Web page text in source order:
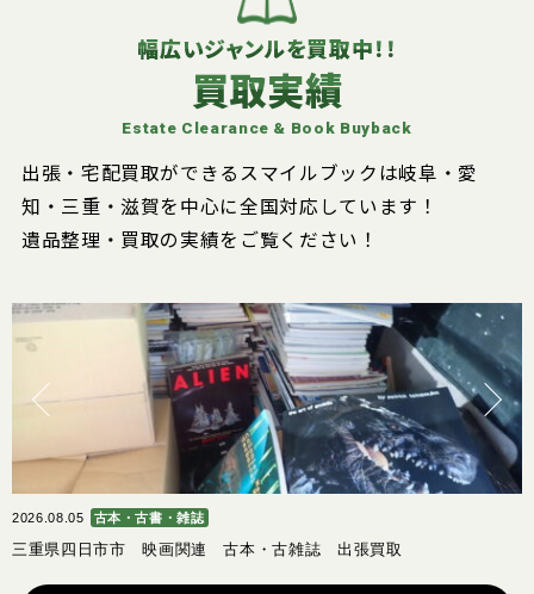
幅広いジャンルを買取中！！
買取実績
Estate Clearance & Book Buyback
出張・宅配買取ができるスマイルブックは岐阜・愛
知・三重・滋賀を中心に全国対応しています！
遺品整理・買取の実績をご覧ください！
2026.08.05 古本・古書・雑誌
三重県四日市市 映画関連 古本・古雑誌 出張買取